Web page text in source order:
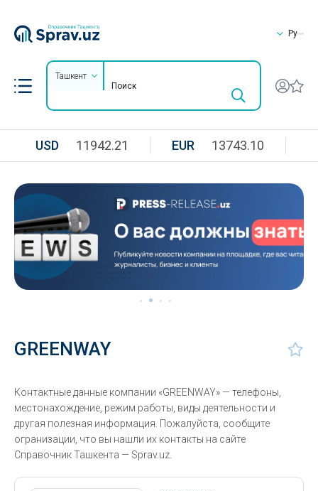
Ру
Ташкент
USD 11942.21 EUR 13743.10
GREENWAY
Контактные данные компании «GREENWAY» — телефоны,
местонахождение, режим работы, виды деятельности и
другая полезная информация. Пожалуйста, сообщите
огранизации, что вы нашли их контакты на сайте
Справочник Ташкента — Sprav.uz.